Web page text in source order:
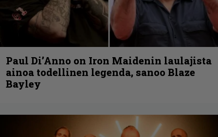
Paul Di’Anno on Iron Maidenin laulajista
ainoa todellinen legenda, sanoo Blaze
Bayley